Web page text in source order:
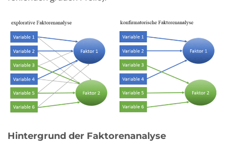
Hintergrund der Faktorenanalyse